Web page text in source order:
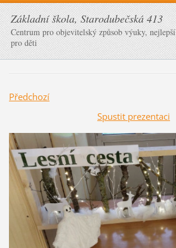
Základní škola, Starodubečská 413
Centrum pro objevitelský způsob výuky,
pro děti
Předchozí
Spustit prezentaci